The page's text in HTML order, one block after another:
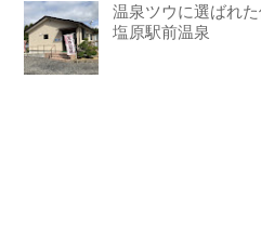
温泉ツウに選ばれ
塩原駅前温泉